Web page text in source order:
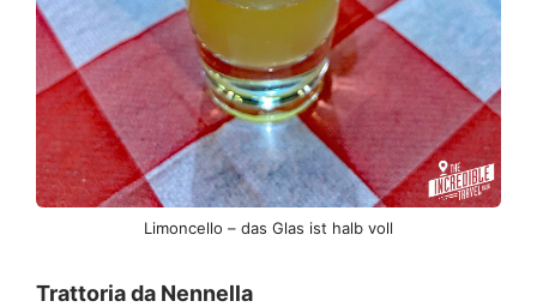
Limoncello – das Glas ist halb voll
Trattoria da Nennella